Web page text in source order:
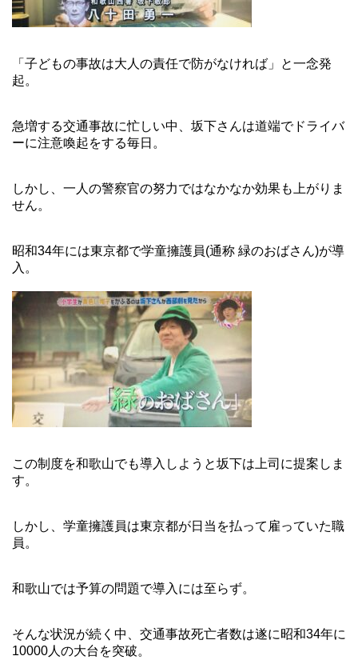
「子どもの事故は大人の責任で防がなければ」と一念発
起。
急増する交通事故に忙しい中、坂下さんは道端でドライバ
ーに注意喚起をする毎日。
しかし、一人の警察官の努力ではなかなか効果も上がりま
せん。
昭和34年には東京都で学童擁護員(通称 緑のおばさん)が導
入。
この制度を和歌山でも導入しようと坂下は上司に提案しま
す。
しかし、学童擁護員は東京都が日当を払って雇っていた職
員。
和歌山では予算の問題で導入には至らず。
そんな状況が続く中、交通事故死亡者数は遂に昭和34年に
10000人の大台を突破。